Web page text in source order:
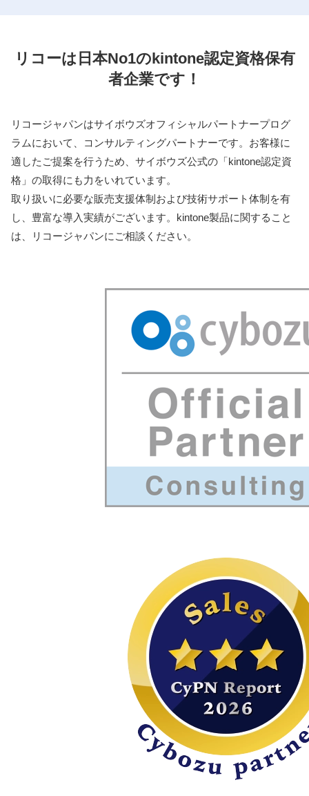
リコーは⽇本No1のkintone認定資格保有
者企業です！
リコージャパンはサイボウズオフィシャルパートナープログ
ラムにおいて、コンサルティングパートナーです。お客様に
適したご提案を⾏うため、サイボウズ公式の「kintone認定資
格」の取得にも⼒をいれています。
取り扱いに必要な販売⽀援体制および技術サポート体制を有
し、豊富な導⼊実績がございます。kintone製品に関すること
は、リコージャパンにご相談ください。